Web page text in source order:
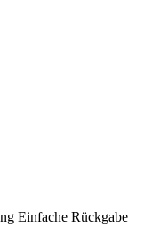
Einfache Rückgabe